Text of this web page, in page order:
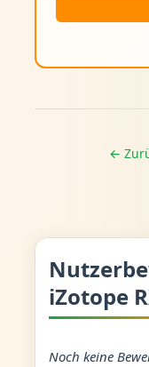
←
iZotope
Noch keine